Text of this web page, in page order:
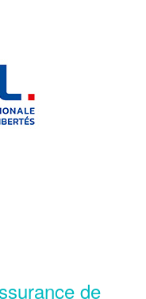
de